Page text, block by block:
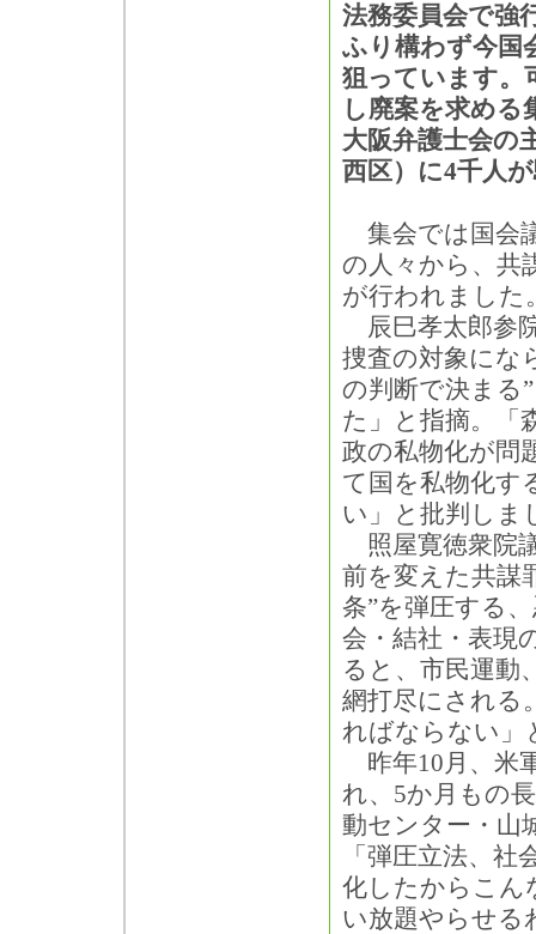
法務委員会で強
ふり構わず今国
狙っています。
し廃案を求める
大阪弁護士会の
西区）に4千人
集会では国会
の人々から、共
が行われました
辰巳孝太郎参
捜査の対象にな
の判断で決まる
た」と指摘。「
政の私物化が問
て国を私物化す
い」と批判しま
照屋寛徳衆院
前を変えた共謀
条”を弾圧する
会・結社・表現
ると、市民運動
網打尽にされる
ればならない」
昨年10月、米
れ、5か月もの
動センター・山
「弾圧立法、
化したからこん
い放題やらせる